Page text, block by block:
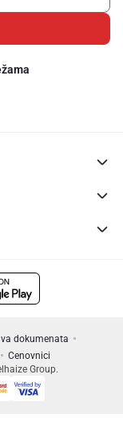
dokumenata
Cenovnici
Group.